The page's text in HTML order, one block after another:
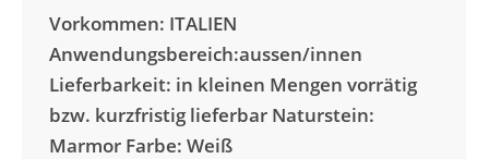
Vorkommen: ITALIEN
Anwendungsbereich:aussen/innen
Lieferbarkeit: in kleinen Mengen vorrätig
bzw. kurzfristig lieferbar Naturstein:
Marmor Farbe: Weiß